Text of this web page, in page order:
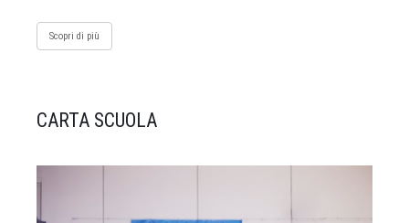
Scopri di più
CARTA SCUOLA